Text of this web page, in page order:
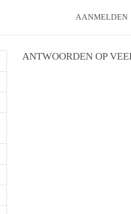
AANMELDEN
ANTWOORDEN OP